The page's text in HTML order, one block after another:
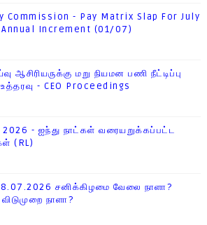
Commission - Pay Matrix Slap For July
Increment (01/07)
ஆசிரியருக்கு மறு நியமன பணி நீட்டிப்பு
உத்தரவு - CEO Proceedings
- ஐந்து நாட்கள் வரையறுக்கப்பட்ட
(RL)
சனிக்கிழமை வேலை நாளா?
நாளா?